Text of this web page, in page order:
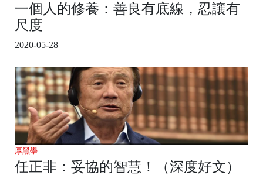
一個人的修養：善良有底線，忍讓有
尺度
2020-05-28
厚黑學
任正非：妥協的智慧！（深度好文）